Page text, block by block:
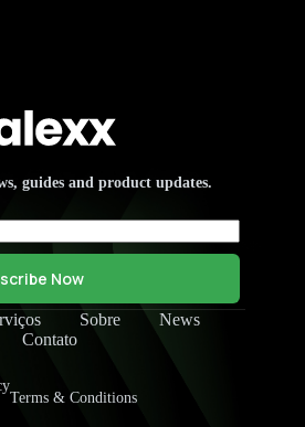
guides and product updates.
Now
Sobre
News
Contato
Terms & Conditions